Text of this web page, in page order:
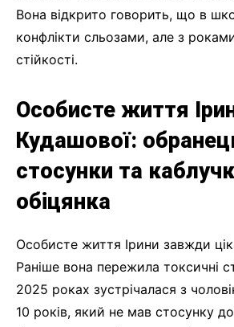
Вона відкрито говорить, що в
конфлікти сльозами, але з
стійкості.
Особисте життя
Кудашової:
стосунки та
обіцянка
Особисте життя Ірини завжди
Раніше вона пережила токсичні
2025 роках зустрічалася з
10 років, який не мав стосунку